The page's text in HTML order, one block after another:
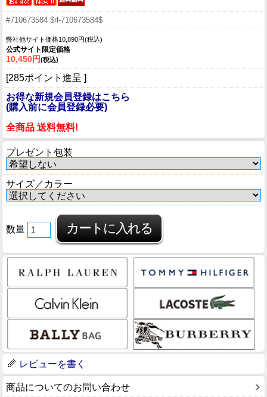
#710673584 $rl-710673584$
弊社他サイト価格10,890円(税込)
公式サイト限定価格
10,450円(税込)
[285ポイント進呈 ]
お得な新規会員登録はこちら
(購入前に会員登録必要)
全商品 送料無料!
プレゼント包装
サイズ／カラー
数量
レビューを書く
商品についてのお問い合わせ